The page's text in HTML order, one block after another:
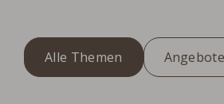
Alle Themen Angebote